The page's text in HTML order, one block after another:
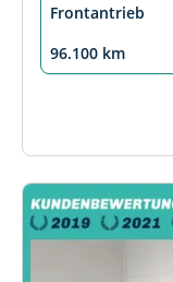
Frontantrieb
96.100 km